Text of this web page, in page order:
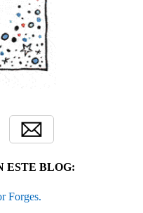
ESTE BLOG:
Forges.